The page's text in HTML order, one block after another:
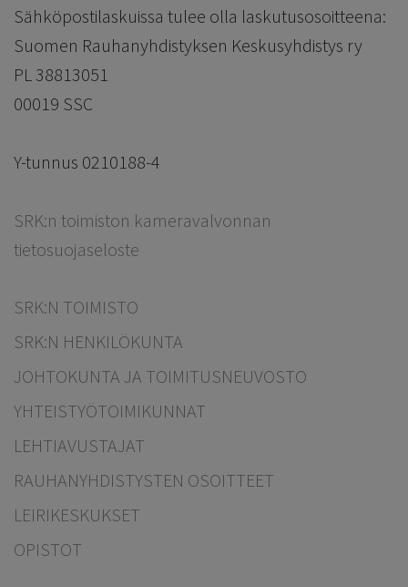
Sähköpostilaskuissa tulee olla laskutusosoitteena:
Suomen Rauhanyhdistyksen Keskusyhdistys ry
PL 38813051
00019 SSC
Y-tunnus 0210188-4
SRK:n toimiston kameravalvonnan
tietosuojaseloste
SRK:N TOIMISTO
SRK:N HENKILÖKUNTA
JOHTOKUNTA JA TOIMITUSNEUVOSTO
YHTEISTYÖTOIMIKUNNAT
LEHTIAVUSTAJAT
RAUHANYHDISTYSTEN OSOITTEET
LEIRIKESKUKSET
OPISTOT